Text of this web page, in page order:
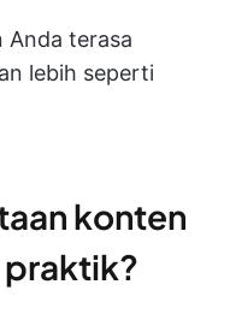
Anda terasa
lebih seperti
konten